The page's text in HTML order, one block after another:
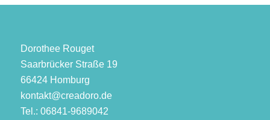
Dorothee Rouget
Saarbrücker Straße 19
66424 Homburg
kontakt@creadoro.de
Tel.: 06841-9689042